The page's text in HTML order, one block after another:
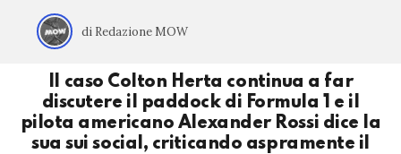
di Redazione MOW
Il caso Colton Herta continua a far
discutere il paddock di Formula 1 e il
pilota americano Alexander Rossi dice la
sua sui social, criticando aspramente il